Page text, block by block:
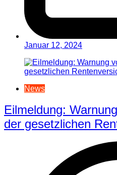
Januar 12, 2024
News
Eilmeldung:
der gesetzlichen